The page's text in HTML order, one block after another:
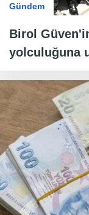
Gündem
Birol
yolculuğuna